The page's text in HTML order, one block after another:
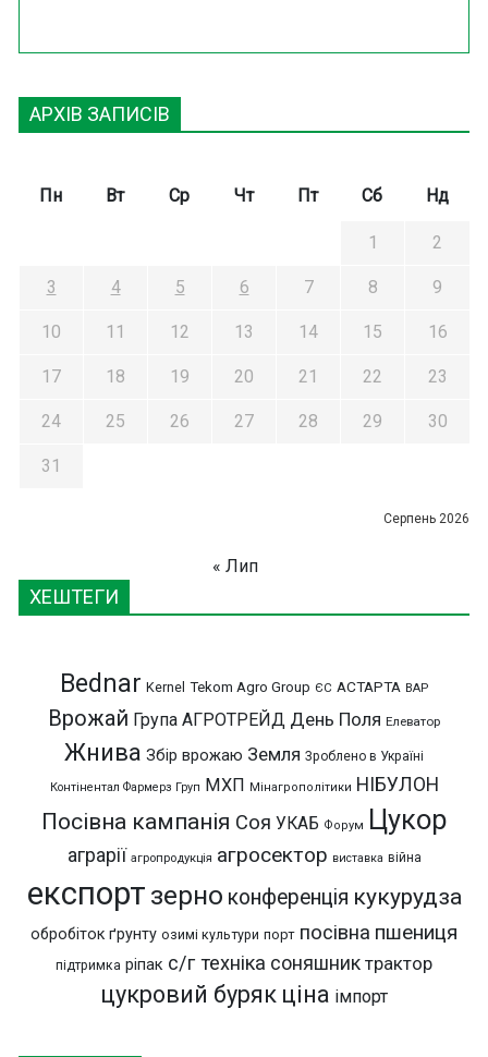
АРХІВ ЗАПИСІВ
Серпень 2026
Пн Вт Ср Чт Пт Сб Нд
1 2
3 4 5 6 7 8 9
10 11 12 13 14 15 16
17 18 19 20 21 22 23
24 25 26 27 28 29 30
31
« Лип
ХЕШТЕГИ
Bednar Kernel Tekom Agro Group ЄС АСТАРТА ВАР
Врожай Група АГРОТРЕЙД День Поля Елеватор
Жнива Збір врожаю Земля Зроблено в Україні
Контінентал Фармерз Груп МХП Мінагрополітики НІБУЛОН
Посівна кампанія Соя УКАБ Форум Цукор
аграрії агропродукція агросектор виставка війна
експорт зерно конференція кукурудза
обробіток ґрунту озимі культури порт посівна пшениця
підтримка ріпак с/г техніка соняшник трактор
цукровий буряк ціна імпорт